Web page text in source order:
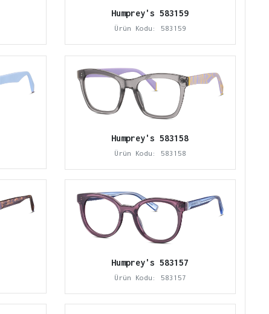
Humprey's 583159
Ürün Kodu: 583159
Humprey's 583158
Ürün Kodu: 583158
Humprey's 583157
Ürün Kodu: 583157